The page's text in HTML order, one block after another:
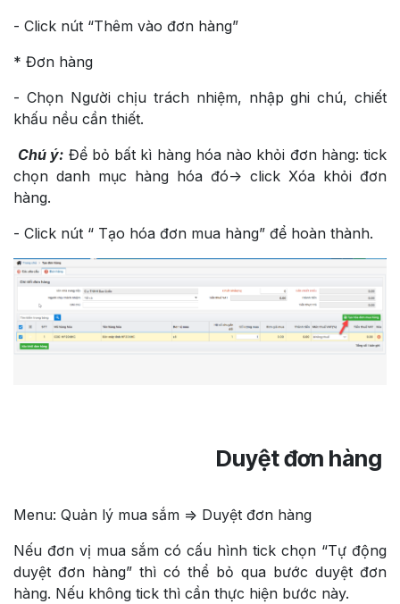
- Click nút “Thêm vào đơn hàng”
* Đơn hàng
- Chọn Người chịu trách nhiệm, nhập ghi chú, chiết
khấu nều cần thiết.
Chú ý: Để bỏ bất kì hàng hóa nào khỏi đơn hàng: tick
chọn danh mục hàng hóa đó-> click Xóa khỏi đơn
hàng.
- Click nút “ Tạo hóa đơn mua hàng” để hoàn thành.
Duyệt đơn hàng
Menu: Quản lý mua sắm => Duyệt đơn hàng
Nếu đơn vị mua sắm có cấu hình tick chọn “Tự động
duyệt đơn hàng” thì có thể bỏ qua bước duyệt đơn
hàng. Nếu không tick thì cần thực hiện bước này.